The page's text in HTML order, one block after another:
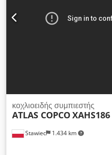
Ακολουθούν σύνδεσμοι για βίντεο.
Stawiec 1.434 km
κοχλιοειδής συμπιεστής
ATLAS COPCOXAHS186